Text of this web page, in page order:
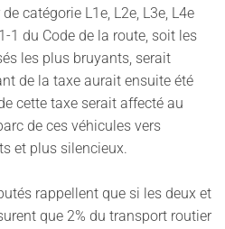
catégorie L1e, L2e, L3e, L4e
1 du Code de la route, soit les
les plus bruyants, serait
de la taxe aurait ensuite été
cette taxe serait affecté au
de ces véhicules vers
et plus silencieux.
rappellent que si les deux et
que 2% du transport routier